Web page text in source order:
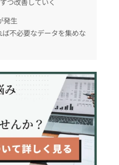
発生
ば不必要なデータを集めな